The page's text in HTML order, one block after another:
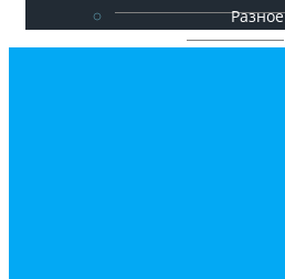
Разное